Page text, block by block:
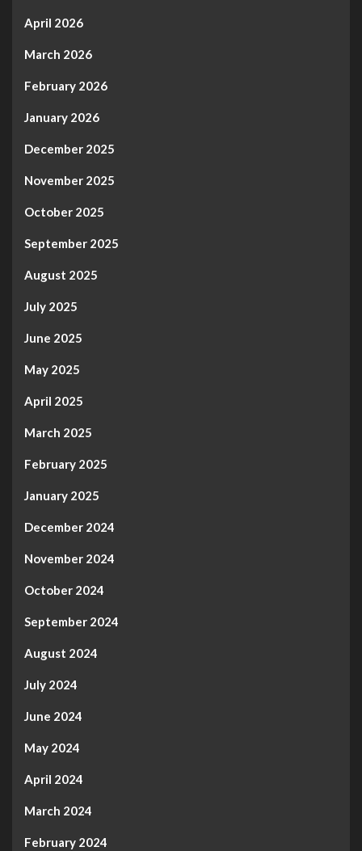
April 2026
March 2026
February 2026
January 2026
December 2025
November 2025
October 2025
September 2025
August 2025
July 2025
June 2025
May 2025
April 2025
March 2025
February 2025
January 2025
December 2024
November 2024
October 2024
September 2024
August 2024
July 2024
June 2024
May 2024
April 2024
March 2024
February 2024